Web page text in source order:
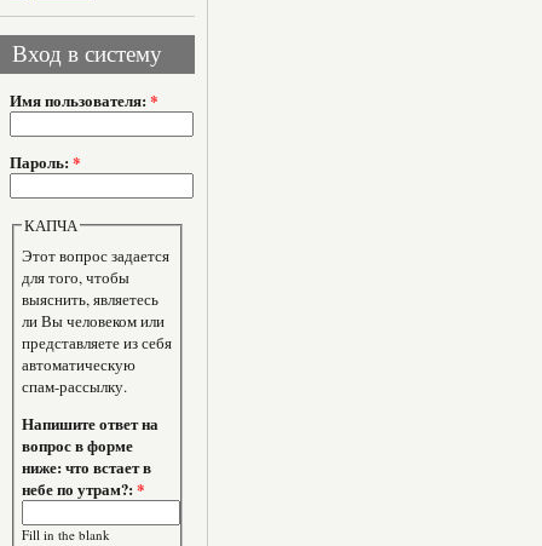
Вход в систему
Имя пользователя: *
Пароль: *
КАПЧА
Этот вопрос задается
для того, чтобы
выяснить, являетесь
ли Вы человеком или
представляете из себя
автоматическую
спам-рассылку.
Напишите ответ на
вопрос в форме
ниже: что встает в
небе по утрам?:*
Fill in the blank